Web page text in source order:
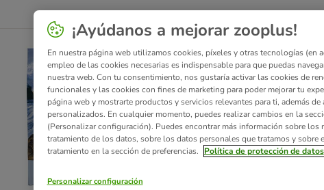
product items have been changed¡Ayúdanos a mejorar zooplus!
En nuestra página web utilizamos cookies, píxeles y otras tecnologías (en
empleo de las cookies necesarias es indispensable para que puedas
nuestra web. Con tu consentimiento, nos gustaría activar las cookies de
funcionales y las cookies con fines de marketing para poder mejorar tu
página web y mostrarte productos y servicios relevantes para ti, además de
personalizados. En cualquier momento, puedes realizar cambios en la
(Personalizar configuración). Puedes encontrar más información sobre los
tratamiento de los datos, sobre los datos personales que tratamos y sobre
tratamiento en la sección de preferencias.
Política de protección de datos
Personalizar configuración